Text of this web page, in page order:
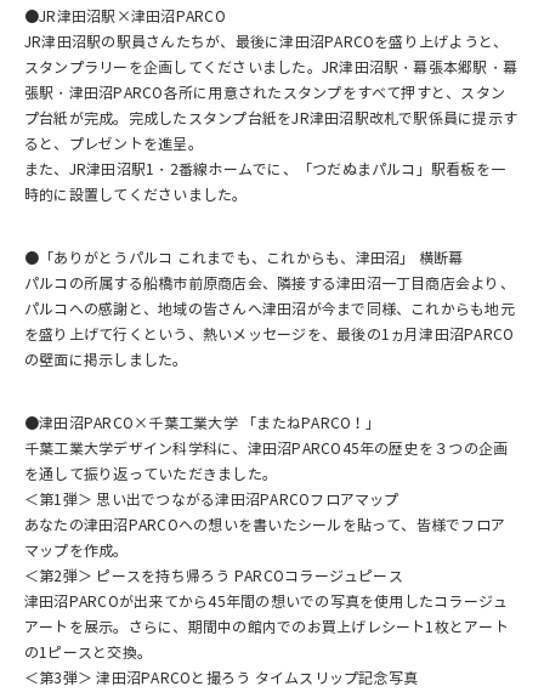
●JR津田沼駅×津田沼PARCO
JR津田沼駅の駅員さんたちが、最後に津田沼PARCOを盛り上げようと、
スタンプラリーを企画してくださいました。JR津田沼駅・幕張本郷駅・幕
張駅・津田沼PARCO各所に用意されたスタンプをすべて押すと、スタン
プ台紙が完成。完成したスタンプ台紙をJR津田沼駅改札で駅係員に提示す
ると、プレゼントを進呈。
また、JR津田沼駅1・2番線ホームでに、「つだぬまパルコ」駅看板を一
時的に設置してくださいました。
●「ありがとうパルコ これまでも、これからも、津田沼」 横断幕
パルコの所属する船橋市前原商店会、隣接する津田沼一丁目商店会より、
パルコへの感謝と、地域の皆さんへ津田沼が今まで同様、これからも地元
を盛り上げて行くという、熱いメッセージを、最後の1ヵ月津田沼PARCO
の壁面に掲示しました。
●津田沼PARCO×千葉工業大学 「またねPARCO！」
千葉工業大学デザイン科学科に、津田沼PARCO45年の歴史を３つの企画
を通して振り返っていただきました。
＜第1弾＞ 思い出でつながる津田沼PARCOフロアマップ
あなたの津田沼PARCOへの想いを書いたシールを貼って、皆様でフロア
マップを作成。
＜第2弾＞ ピースを持ち帰ろう PARCOコラージュピース
津田沼PARCOが出来てから45年間の想いでの写真を使用したコラージュ
アートを展示。さらに、期間中の館内でのお買上げレシート1枚とアート
の1ピースと交換。
＜第3弾＞ 津田沼PARCOと撮ろう タイムスリップ記念写真